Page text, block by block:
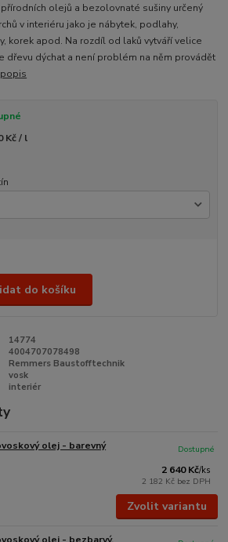
olejů a bezolovnaté sušiny určený
v interiéru jako je nábytek, podlahy,
korek apod. Na rozdíl od laků vytváří velice
dřevu dýchat a není problém na něm provádět
Kč / l
do košíku
14774
4004707078498
Remmers Baustofftechnik
vosk
interiér
olej - barevný
2 640 Kč/ks
2 182 Kč bez DPH
Dostupné
Zvolit variantu